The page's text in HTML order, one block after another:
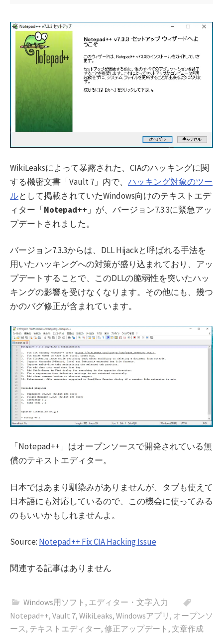
WikiLeaksによって暴露された、CIAのハッキングに関
する機密文書「Vault 7」内で、 ハッキング対象のツー
ルとして掲載されていたWindows向けのテキストエデ
ィター「Notepad++ 」が、バージョン7.3.3に緊急アッ
プデートされました。
バージョン7.3.3からは、DLL Hijackと呼ばれる手法を
用いたハッキングへの対策が盛り込まれており、アッ
プデートすることで、このDLLの脆弱性を突いたハッ
キングの影響を受けなくなります。その他にも、幾つ
かのバグ修正が含まれています。
「Notepad++」はオープンソースで開発されている無
償のテキストエディター。
日本ではあまり馴染みがありませんが、タブも使えて
日本語にも対応しているので、この機会に使ってみる
のもいいかもしれませんよ。
Source: Notepad++ Fix CIA Hacking Issue
関連する記事はありません
Windows用ソフト , エディター・文字入力
Notepad++, Vault 7, WikiLeaks, Windowsアプリ , オープンソ
ース, テキストエディター, 修正アップデート , 文章作成